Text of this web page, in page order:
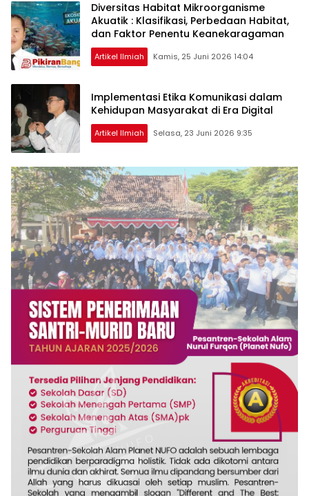
Diversitas Habitat Mikroorganisme
Akuatik : Klasifikasi, Perbedaan Habitat,
dan Faktor Penentu Keanekaragaman
Artikel Ilmiah Kamis, 25 Juni 2026 14:04
Implementasi Etika Komunikasi dalam
Kehidupan Masyarakat di Era Digital
Artikel Ilmiah Selasa, 23 Juni 2026 9:35